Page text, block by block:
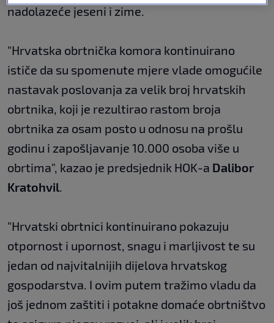
nadolazeće jeseni i zime.
"Hrvatska obrtnička komora kontinuirano
ističe da su spomenute mjere vlade omogućile
nastavak poslovanja za velik broj hrvatskih
obrtnika, koji je rezultirao rastom broja
obrtnika za osam posto u odnosu na prošlu
godinu i zapošljavanje 10.000 osoba više u
obrtima", kazao je predsjednik HOK-a Dalibor
Kratohvil.
"Hrvatski obrtnici kontinuirano pokazuju
otpornost i upornost, snagu i marljivost te su
jedan od najvitalnijih dijelova hrvatskog
gospodarstva. I ovim putem tražimo vladu da
još jednom zaštiti i potakne domaće obrtništvo